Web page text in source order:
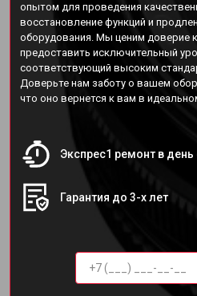
опытом для проведения
восстановление функций и
оборудования. Мы ценим доверие
предоставить исключительный
соответствующий высоким
Доверьте нам заботу о вашем
что оно вернется к вам в
Экспрес1 ремонт в
Гарантия до 3-х лет